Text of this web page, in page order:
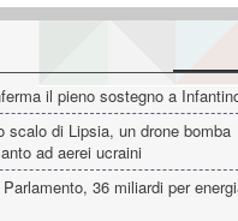
il pieno sostegno a
scalo di Lipsia, un drone bomba
ad aerei ucraini
36 miliardi per